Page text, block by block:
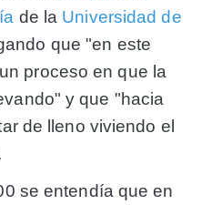
de la Universidad de
que"en este
proceso en que la
y que "hacia
de lleno viviendo el
se entendía que en